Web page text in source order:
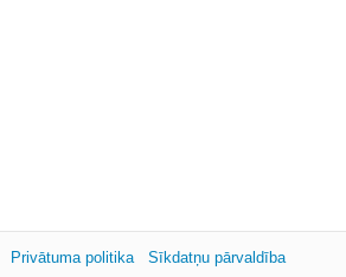
Privātuma politika Sīkdatņu pārvaldība